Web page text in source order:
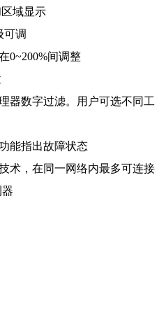
域显示
可调
0~200%间调整
器数字过滤。用户可选不同工
能指出故障状态
术，在同一网络内最多可连接